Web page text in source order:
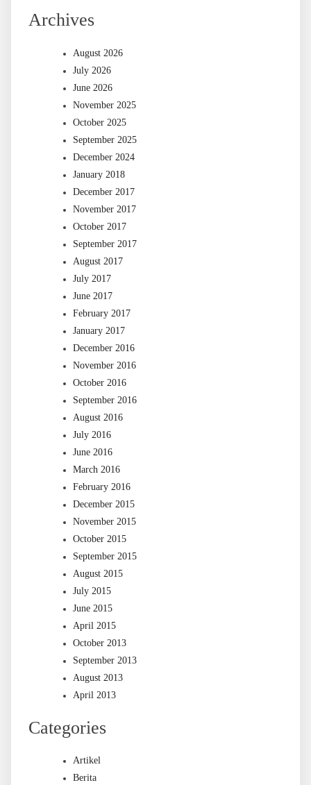
Archives
August 2026
July 2026
June 2026
November 2025
October 2025
September 2025
December 2024
January 2018
December 2017
November 2017
October 2017
September 2017
August 2017
July 2017
June 2017
February 2017
January 2017
December 2016
November 2016
October 2016
September 2016
August 2016
July 2016
June 2016
March 2016
February 2016
December 2015
November 2015
October 2015
September 2015
August 2015
July 2015
June 2015
April 2015
October 2013
September 2013
August 2013
April 2013
Categories
Artikel
Berita